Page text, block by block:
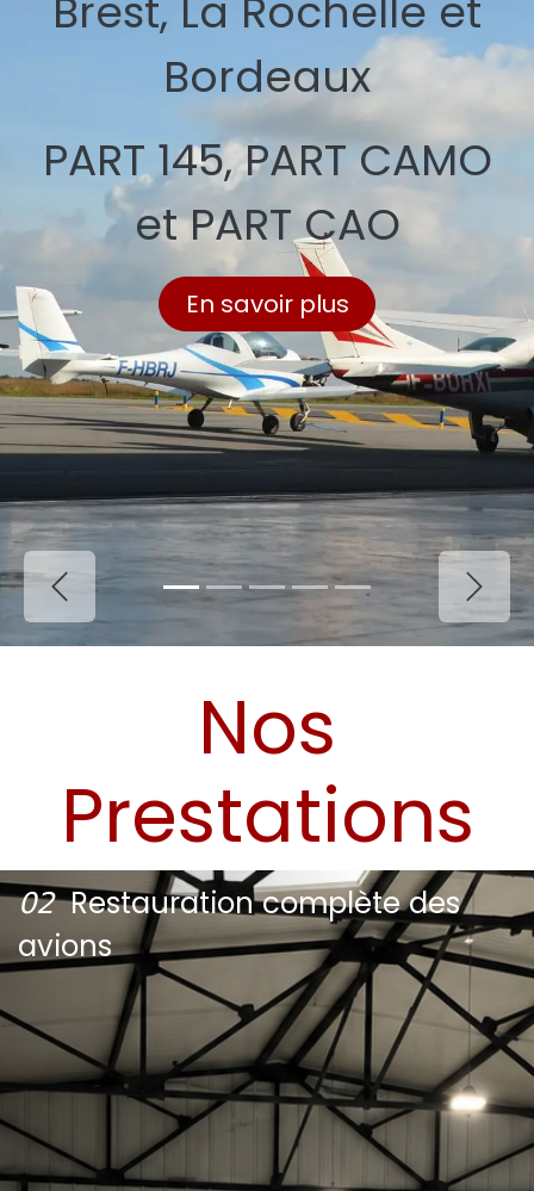
Brest, La Rochelle et
Bordeaux
PART 145, PART CAMO
et PART CAO
En savoir plus
Précédent
Nos
Prestations
𝟢𝟤Restauration complète des
avions